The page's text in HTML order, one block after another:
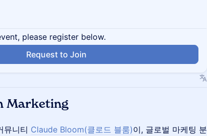
please register below.
Request to Join
Marketing
뮤니티 Claude Bloom(클로드 블룸)이, 글로벌 마케팅 분